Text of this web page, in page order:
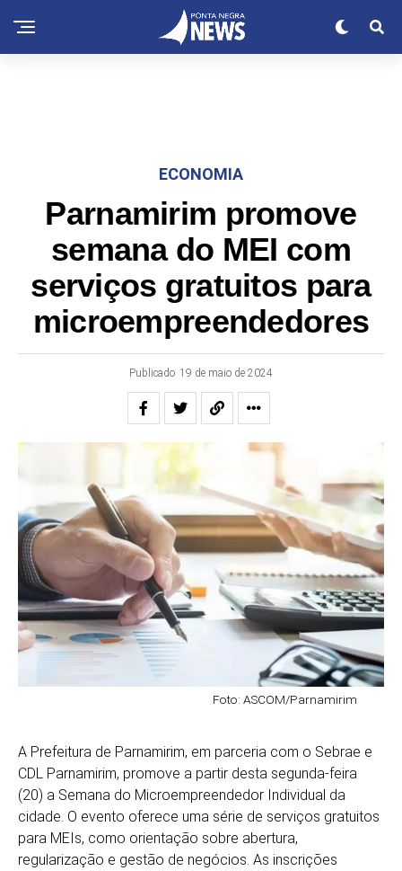
ECONOMIA
Parnamirim promove
semana do MEI com
serviços gratuitos para
microempreendedores
Publicado 19 de maio de 2024
Foto: ASCOM/Parnamirim
A Prefeitura de Parnamirim, em parceria com o Sebrae e
CDL Parnamirim, promove a partir desta segunda-feira
(20) a Semana do Microempreendedor Individual da
cidade. O evento oferece uma série de serviços gratuitos
para MEIs, como orientação sobre abertura,
regularização e gestão de negócios. As inscrições